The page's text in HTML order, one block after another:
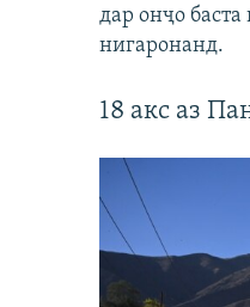
дар онҷо
нигаронанд.
18 акс аз